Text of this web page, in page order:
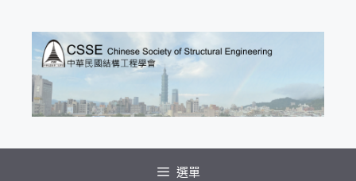
選單